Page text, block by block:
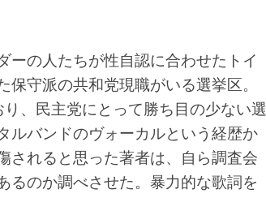
ーの人たちが性自認に合わせたトイ
守派の共和党現職がいる選挙区。
、民主党にとって勝ち目の少ない選
ルバンドのヴォーカルという経歴か
されると思った著者は、自ら調査会
るのか調べさせた。暴力的な歌詞を